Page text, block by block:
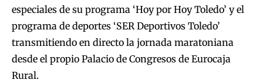
especiales de su programa ‘Hoy por Hoy Toledo’ y el
programa de deportes ‘SER Deportivos Toledo’
transmitiendo en directo la jornada maratoniana
desde el propio Palacio de Congresos de Eurocaja
Rural.